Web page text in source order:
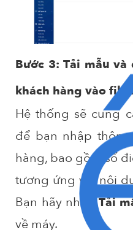
Bước 3: Tải mẫu
khách hàng vào file
Hệ thống sẽ cung
để bạn nhập
hàng, bao gồm số
tương ứng với nội
Bạn hãy nhấnTải
về máy.